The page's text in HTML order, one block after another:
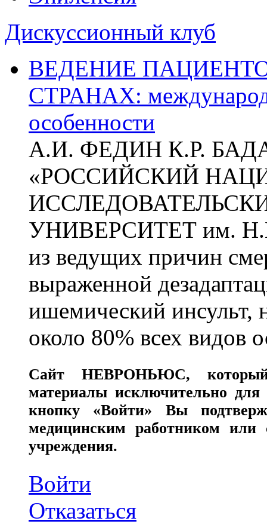
Дискуссионный клуб
ВЕДЕНИЕ
СТРАНАХ:
особенности
А.И. ФЕДИН К.Р.
«РОССИЙСКИЙ
УНИВЕРСИТЕТ им.
из ведущих причин
выраженной
ишемический инсульт,
около 80% всех видов
СайтНЕВРОНЬЮС,
материалы исключительно для
кнопку «Войти» Вы
медицинским работником или
учреждения.
Войти
Отказаться